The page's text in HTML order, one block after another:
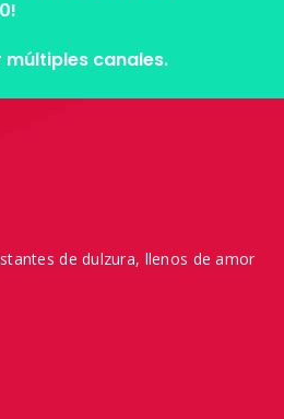
canales.
de dulzura, llenos de amor